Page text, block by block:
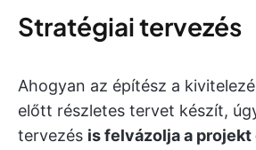
Stratégiai tervezés
Ahogyan az építész a
előtt részletes tervet készít,
tervezés is felvázolja a